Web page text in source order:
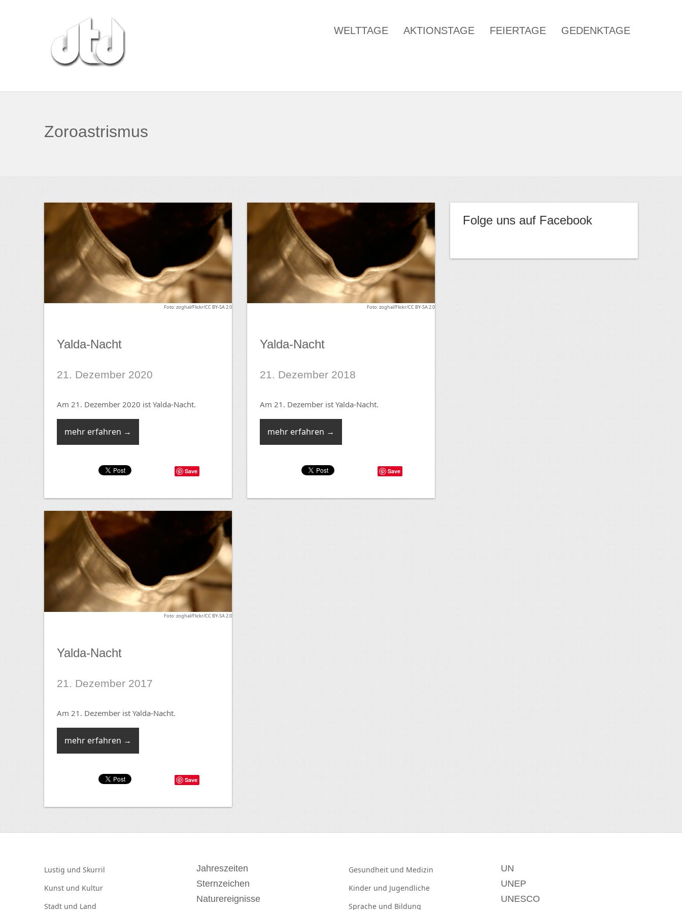
WELTTAGE AKTIONSTAGE FEIERTAGE GEDENKTAGE
Zoroastrismus
Foto: zoghal/Flickr/CC BY-SA 2.0
Yalda-Nacht
21. Dezember 2020
Am 21. Dezember 2020 ist Yalda-Nacht.
mehr erfahren →
Save
Foto: zoghal/Flickr/CC BY-SA 2.0
Yalda-Nacht
21. Dezember 2018
Am 21. Dezember ist Yalda-Nacht.
mehr erfahren →
Save
Foto: zoghal/Flickr/CC BY-SA 2.0
Yalda-Nacht
21. Dezember 2017
Am 21. Dezember ist Yalda-Nacht.
mehr erfahren →
Save
Folge uns auf Facebook
Lustig und Skurril
Kunst und Kultur
Stadt und Land
Jahreszeiten
Sternzeichen
Naturereignisse
Gesundheit und Medizin
Kinder und Jugendliche
Sprache und Bildung
UN
UNEP
UNESCO